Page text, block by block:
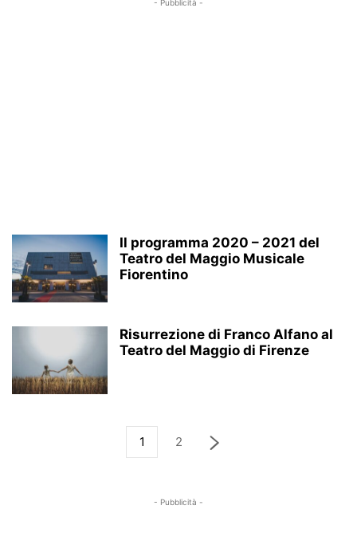
- Pubblicità -
Il programma 2020 – 2021 del
Teatro del Maggio Musicale
Fiorentino
Risurrezione di Franco Alfano al
Teatro del Maggio di Firenze
1 2
- Pubblicità -